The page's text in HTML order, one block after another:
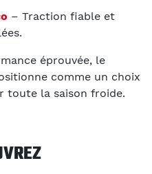
– Traction fiable et
éprouvée, le
comme un choix
toute la saison froide.